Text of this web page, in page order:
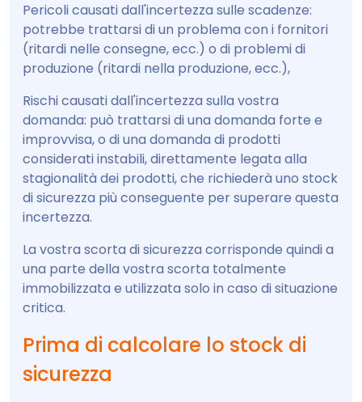
Pericoli causati dall'incertezza sulle scadenze:
potrebbe trattarsi di un problema con i fornitori
(ritardi nelle consegne, ecc.) o di problemi di
produzione (ritardi nella produzione, ecc.),
Rischi causati dall'incertezza sulla vostra
domanda: può trattarsi di una domanda forte e
improvvisa, o di una domanda di prodotti
considerati instabili, direttamente legata alla
stagionalità dei prodotti, che richiederà uno stock
di sicurezza più conseguente per superare questa
incertezza.
La vostra scorta di sicurezza corrisponde quindi a
una parte della vostra scorta totalmente
immobilizzata e utilizzata solo in caso di situazione
critica.
Prima di calcolare lo stock di
sicurezza